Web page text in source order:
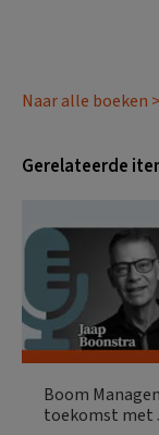
Naar alle boeken >
Gerelateerde
Boom
toekomst met